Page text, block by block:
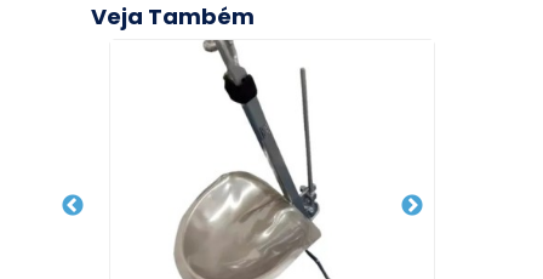
Veja Também